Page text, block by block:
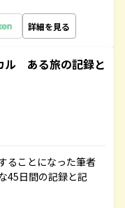
詳細を見る
ル ある旅の記録と
ることになった筆者
45日間の記録と記